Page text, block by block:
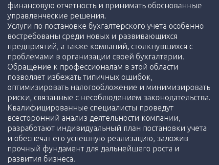
финансовую отчетность и принимать обоснованные
управленческие решения.
Услуги по постановке бухгалтерского учета особенно
востребованы среди новых и развивающихся
предприятий, а также компаний, столкнувшихся с
проблемами в организации своей бухгалтерии.
Обращение к профессионалам в этой области
позволяет избежать типичных ошибок,
оптимизировать налогообложение и минимизировать
риски, связанные с несоблюдением законодательства.
Квалифицированные специалисты проведут
всесторонний анализ деятельности компании,
разработают индивидуальный план постановки учета
и обеспечат его успешную реализацию, заложив
прочный фундамент для дальнейшего роста и
развития бизнеса.